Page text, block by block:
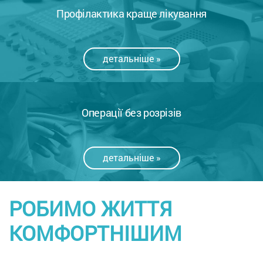
Профілактика краще лікування
детальніше »
Операції без розрізів
детальніше »
РОБИМО ЖИТТЯ
КОМФОРТНІШИМ